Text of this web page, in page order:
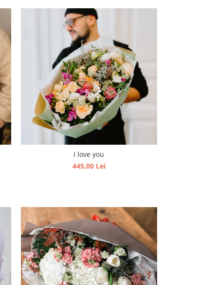
I love you
445,00 Lei